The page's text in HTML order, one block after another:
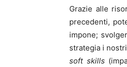
Grazie alle
precedenti,
impone;
strategia i
soft skills